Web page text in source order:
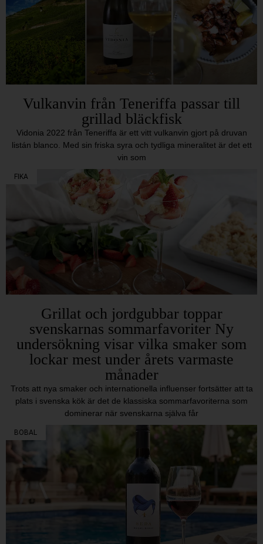
Vulkanvin från Teneriffa passar till
grillad bläckfisk
Vidonia 2022 från Teneriffa är ett vitt vulkanvin gjort på druvan
listán blanco. Med sin friska syra och tydliga mineralitet är det ett
vin som
FIKA
Grillat och jordgubbar toppar
svenskarnas sommarfavoriter Ny
undersökning visar vilka smaker som
lockar mest under årets varmaste
månader
Trots att nya smaker och internationella influenser fortsätter att ta
plats i svenska kök är det de klassiska sommarfavoriterna som
dominerar när svenskarna själva får
BOBAL